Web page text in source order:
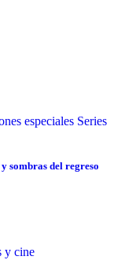
especiales Series
sombras del regreso
y cine